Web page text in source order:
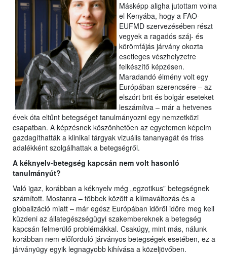
Másképp aligha jutottam volna
el Kenyába, hogy a FAO-
EUFMD szervezésében részt
vegyek a ragadós száj- és
körömfájás járvány okozta
esetleges vészhelyzetre
felkészítő képzésen.
Maradandó élmény volt egy
Európában szerencsére – az
elszórt brit és bolgár eseteket
leszámítva – már a hetvenes
évek óta eltűnt betegséget tanulmányozni egy nemzetközi
csapatban. A képzésnek köszönhetően az egyetemen képeim
gazdagíthatták a klinikai tárgyak vizuális tananyagát és friss
adalékként szolgálhattak a betegségről.
A kéknyelv-betegség kapcsán nem volt hasonló
tanulmányút?
Való igaz, korábban a kéknyelv még „egzotikus” betegségnek
számított. Mostanra – többek között a klímaváltozás és a
globalizáció miatt – már egész Európában időről időre meg kell
küzdeni az állategészségügyi szakembereknek a betegség
kapcsán felmerülő problémákkal. Csakúgy, mint más, nálunk
korábban nem előforduló járványos betegségek esetében, ez a
járványügy egyik legnagyobb kihívása a közeljövőben.